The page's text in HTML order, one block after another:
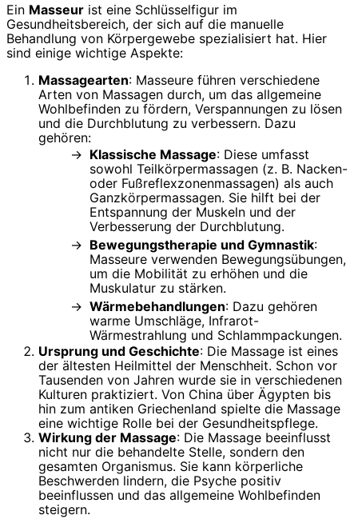
Ein Masseur ist eine Schlüsselfigur im
Gesundheitsbereich, der sich auf die manuelle
Behandlung von Körpergewebe spezialisiert hat. Hier
sind einige wichtige Aspekte:
Massagearten: Masseure führen verschiedene
Arten von Massagen durch, um das allgemeine
Wohlbefinden zu fördern, Verspannungen zu lösen
und die Durchblutung zu verbessern. Dazu
gehören:
Klassische Massage: Diese umfasst
sowohl Teilkörpermassagen (z. B. Nacken-
oder Fußreflexzonenmassagen) als auch
Ganzkörpermassagen. Sie hilft bei der
Entspannung der Muskeln und der
Verbesserung der Durchblutung.
Bewegungstherapie und Gymnastik:
Masseure verwenden Bewegungsübungen,
um die Mobilität zu erhöhen und die
Muskulatur zu stärken.
Wärmebehandlungen: Dazu gehören
warme Umschläge, Infrarot-
Wärmestrahlung und Schlammpackungen.
Ursprung und Geschichte: Die Massage ist eines
der ältesten Heilmittel der Menschheit. Schon vor
Tausenden von Jahren wurde sie in verschiedenen
Kulturen praktiziert. Von China über Ägypten bis
hin zum antiken Griechenland spielte die Massage
eine wichtige Rolle bei der Gesundheitspflege.
Wirkung der Massage: Die Massage beeinflusst
nicht nur die behandelte Stelle, sondern den
gesamten Organismus. Sie kann körperliche
Beschwerden lindern, die Psyche positiv
beeinflussen und das allgemeine Wohlbefinden
steigern.